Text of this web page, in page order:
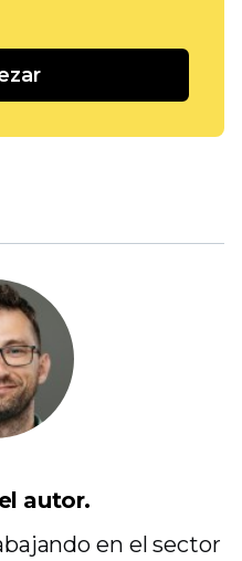
autor.
en el sector